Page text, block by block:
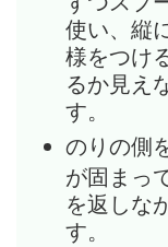
使い、縦
様をつけ
るか見え
す。
のりの側
が固まっ
を返しな
す。